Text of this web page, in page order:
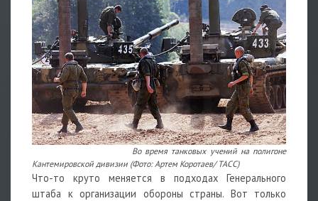
Во время танковых учений на полигоне
Кантемировской дивизии (Фото: Артем Коротаев/ ТАСС)
Что-то круто меняется в подходах Генерального
штаба к организации обороны страны. Вот только